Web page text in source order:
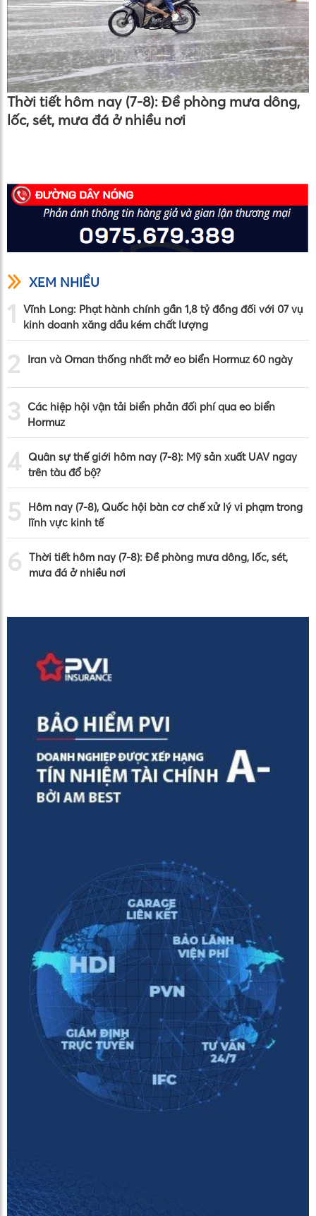
Thời tiết hôm nay (7-8): Đề phòng mưa dông,
lốc, sét, mưa đá ở nhiều nơi
XEM NHIỀU
1
Vĩnh Long: Phạt hành chính gần 1,8 tỷ đồng đối với 07 vụ
kinh doanh xăng dầu kém chất lượng
2 Iran và Oman thống nhất mở eo biển Hormuz 60 ngày
3 Các hiệp hội vận tải biển phản đối phí qua eo biển
Hormuz
4 Quân sự thế giới hôm nay (7-8): Mỹ sản xuất UAV ngay
trên tàu đổ bộ?
5
Hôm nay (7-8), Quốc hội bàn cơ chế xử lý vi phạm trong
lĩnh vực kinh tế
6 Thời tiết hôm nay (7-8): Đề phòng mưa dông, lốc, sét,
mưa đá ở nhiều nơi